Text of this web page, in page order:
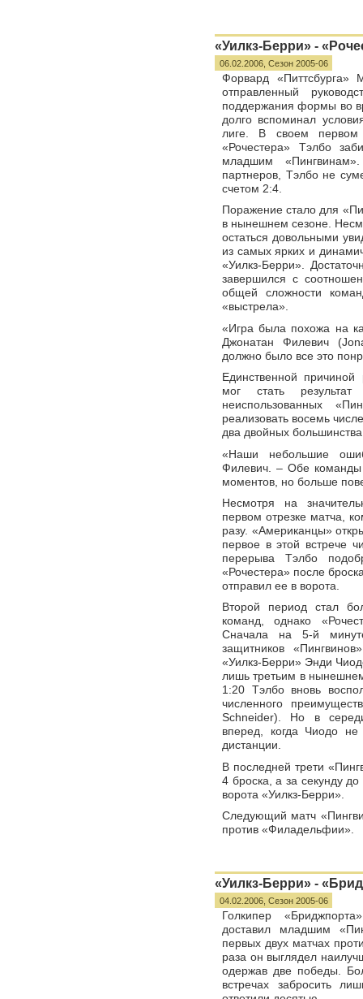
«Уилкз-Берри» -
06.02.2006, Сезон 2005-06
Форвард «Питтсбурга»
отправленный
поддержания формы во
долго вспоминал
лиге. В своем первом
«Рочестера» Тэлбо
младшим
партнеров, Тэлбо не
счетом 2:4.
Поражение стало для
в нынешнем сезоне.
остаться довольными
из самых ярких и
«Уилкз-Берри».
завершился с
общей сложности
«выстрела».
«Игра была похожа на
Джонатан Филевич
должно было все это
Единственной причиной
мог стать
неиспользованных
реализовать восемь
два двойных
«Наши небольшие
Филевич. – Обе
моментов, но больше
Несмотря на
первом отрезке матча,
разу. «Американцы»
первое в этой встрече
перерыва Тэлбо
«Рочестера» после
отправил ее в ворота.
Второй период стал
команд, однако
Сначала на 5-й
защитников
«Уилкз-Берри» Энди
лишь третьим в
1:20 Тэлбо вновь
численного
Schneider). Но в
вперед, когда Чиодо
дистанции.
В последней трети
4 броска, а за секунду
ворота «Уилкз-Берри».
Следующий матч
против «Филадельфии».
«Уилкз-Берри» -
04.02.2006, Сезон 2005-06
Голкипер
доставил младшим
первых двух матчах
раза он выглядел
одержав две победы.
встречах забросить